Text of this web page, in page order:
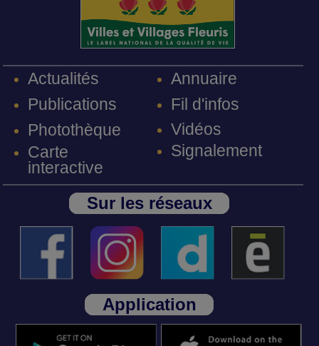
Actualités
Publications
Photothèque
Carte
interactive
Annuaire
Fil d'infos
Vidéos
Signalement
Sur les réseaux
Application